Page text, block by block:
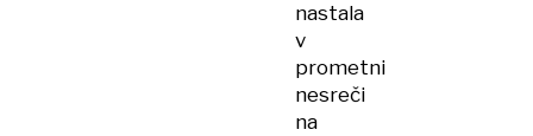
nastala
v
prometni
nesreči
na